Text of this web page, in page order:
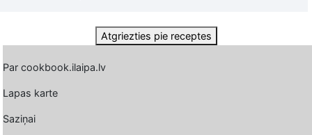
Atgriezties pie receptes
Par cookbook.ilaipa.lv
Lapas karte
Saziņai